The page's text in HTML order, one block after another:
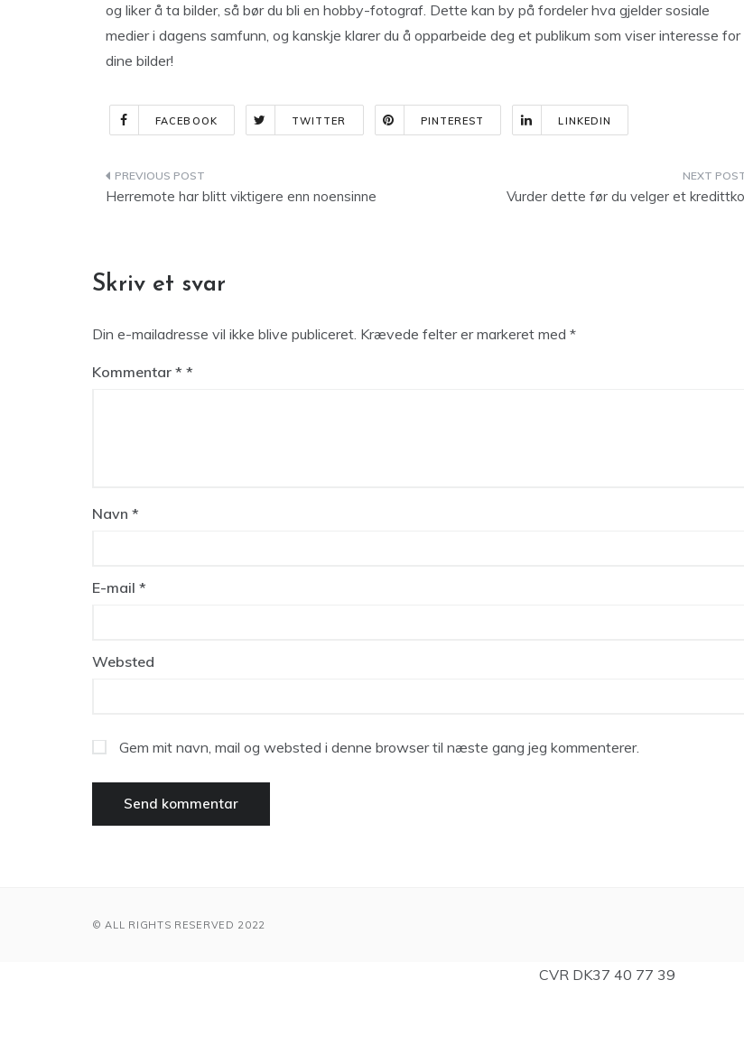
og liker å ta bilder, så bør du bli en hobby-fotograf. Dette kan by på fordeler hva gjelder sosiale
medier i dagens samfunn, og kanskje klarer du å opparbeide deg et publikum som viser interesse for
dine bilder!
FACEBOOK TWITTER PINTEREST LINKEDIN
Indlægsnavigation
Herremote har blitt viktigere enn noensinne Vurder dette før du velger et
Skriv et svar
Din e-mailadresse vil ikke blive publiceret. Krævede felter er markeret med *
Kommentar *
Navn *
E-mail *
Websted
Gem mit navn, mail og websted i denne browser til næste gang jeg kommenterer.
© ALL RIGHTS RESERVED 2022
CVR DK37 40 77 39